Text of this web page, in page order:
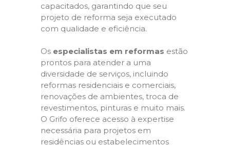
capacitados, garantindo que seu
projeto de reforma seja executado
com qualidade e eficiência.
Os especialistas em reformas estão
prontos para atender a uma
diversidade de serviços, incluindo
reformas residenciais e comerciais,
renovações de ambientes, troca de
revestimentos, pinturas e muito mais.
O Grifo oferece acesso à expertise
necessária para projetos em
residências ou estabelecimentos